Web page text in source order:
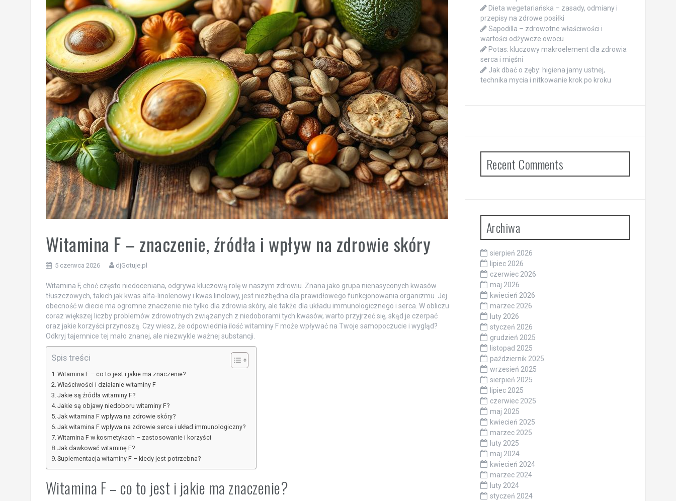
Witamina F – znaczenie, źródła i wpływ na zdrowie skóry
5 czerwca 2026 djGotuje.pl
Witamina F, choć często niedoceniana, odgrywa kluczową rolę w naszym zdrowiu. Znana jako grupa nienasyconych kwasów
tłuszczowych, takich jak kwas alfa-linolenowy i kwas linolowy, jest niezbędna dla prawidłowego funkcjonowania organizmu. Jej
obecność w diecie ma ogromne znaczenie nie tylko dla zdrowia skóry, ale także dla układu immunologicznego i serca. W obliczu
coraz większej liczby problemów zdrowotnych związanych z niedoborami tych kwasów, warto przyjrzeć się, skąd je czerpać
oraz jakie korzyści przynoszą. Czy wiesz, że odpowiednia ilość witaminy F może wpływać na Twoje samopoczucie i wygląd?
Odkryj tajemnice tej mało znanej, ale niezwykle ważnej substancji.
Spis treści
Witamina F – co to jest i jakie ma znaczenie?
Właściwości i działanie witaminy F
Jakie są źródła witaminy F?
Jakie są objawy niedoboru witaminy F?
Jak witamina F wpływa na zdrowie skóry?
Jak witamina F wpływa na zdrowie serca i układ immunologiczny?
Witamina F w kosmetykach – zastosowanie i korzyści
Jak dawkować witaminę F?
Suplementacja witaminy F – kiedy jest potrzebna?
Witamina F – co to jest i jakie ma znaczenie?
Dieta wegetariańska – zasady, odmiany i
przepisy na zdrowe posiłki
Sapodilla – zdrowotne właściwości i
wartości odżywcze owocu
Potas: kluczowy makroelement dla zdrowia
serca i mięśni
Jak dbać o zęby: higiena jamy ustnej,
technika mycia i nitkowanie krok po kroku
Recent Comments
Archiwa
sierpień 2026
lipiec 2026
czerwiec 2026
maj 2026
kwiecień 2026
marzec 2026
luty 2026
styczeń 2026
grudzień 2025
listopad 2025
październik 2025
wrzesień 2025
sierpień 2025
lipiec 2025
czerwiec 2025
maj 2025
kwiecień 2025
marzec 2025
luty 2025
maj 2024
kwiecień 2024
marzec 2024
luty 2024
styczeń 2024